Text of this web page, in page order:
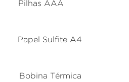
AAA
01
Sulfite A4
02
Térmica